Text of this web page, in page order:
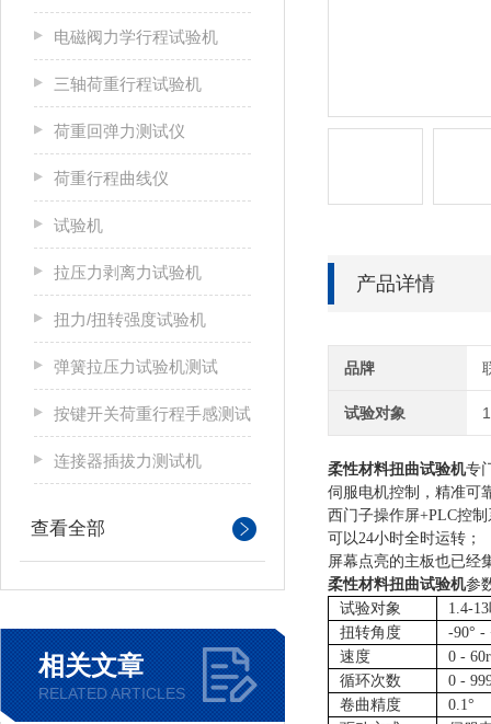
电磁阀力学行程试验机
三轴荷重行程试验机
荷重回弹力测试仪
荷重行程曲线仪
试验机
拉压力剥离力试验机
扭力/扭转强度试验机
弹簧拉压力试验机测试
按键开关荷重行程手感测试
连接器插拔力测试机
查看全部
相关文章
RELATED ARTICLES
产品详情
品牌
试验对象
柔性材料扭曲试验机专
伺服电机控制，精准可
西门子操作屏+PLC控
可以24小时全时运转；
屏幕点亮的主板也已经
柔性材料扭曲试验机参
试验对象
1.4-
扭转角度
-90° -
速度
0 -
循环次数
0 -
卷曲精度
0.1°